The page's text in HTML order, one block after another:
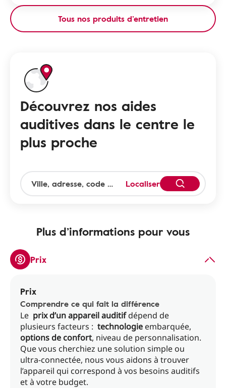
Tous nos produits d’entretien
Découvrez nos aides
auditives dans le centre le
plus proche
Localiser
Plus d’informations pour vous
Prix
Prix
Comprendre ce qui fait la différence
Le prix d’un appareil auditifdépend de
plusieurs facteurs : technologie embarquée,
options de confort, niveau de personnalisation.
Que vous cherchiez une solution simple ou
ultra-connectée, nous vous aidons à trouver
l’appareil qui correspond à vos besoins auditifs
et à votre budget.